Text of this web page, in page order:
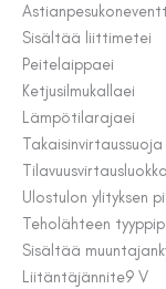
Sisältää liittimetei
Peitelaippaei
Ketjusilmukallaei
Lämpötilarajaei
Takaisinvirtaussuoja
Tilavuusvirtausluokka
Ulostulon ylityksen
Teholähteen tyyppi
Sisältää muuntajan
Liitäntäjännite9 V